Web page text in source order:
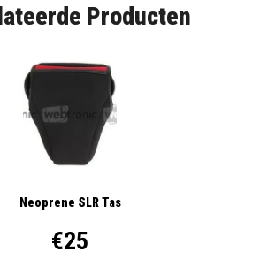
Producten
Neoprene SLR Tas
€25